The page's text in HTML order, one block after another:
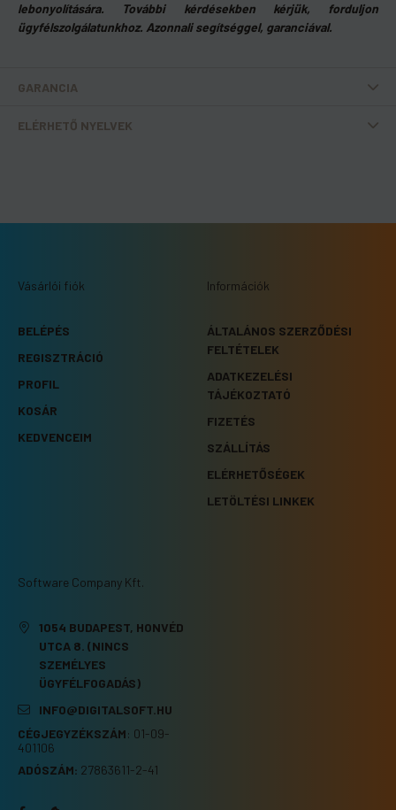
lebonyolítására. További kérdésekben kérjük, forduljon
ügyfélszolgálatunkhoz. Azonnali segítséggel, garanciával.
GARANCIA
ELÉRHETŐ NYELVEK
Vásárlói fiók
BELÉPÉS
REGISZTRÁCIÓ
PROFIL
KOSÁR
KEDVENCEIM
Információk
ÁLTALÁNOS SZERZŐDÉSI
FELTÉTELEK
ADATKEZELÉSI
TÁJÉKOZTATÓ
FIZETÉS
SZÁLLÍTÁS
ELÉRHETŐSÉGEK
LETÖLTÉSI LINKEK
Software Company Kft.
1054 BUDAPEST, HONVÉD
UTCA 8. (NINCS
SZEMÉLYES
ÜGYFÉLFOGADÁS)
INFO@DIGITALSOFT.HU
CÉGJEGYZÉKSZÁM: 01-09-
401106
ADÓSZÁM: 27863611-2-41